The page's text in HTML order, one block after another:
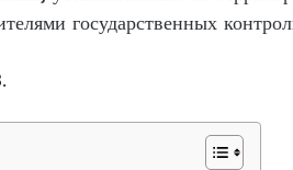
государственных
.